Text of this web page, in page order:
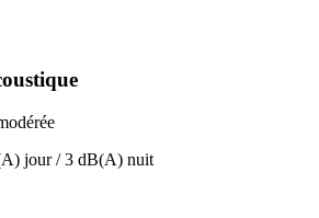
jour /3 dB(A) nuit